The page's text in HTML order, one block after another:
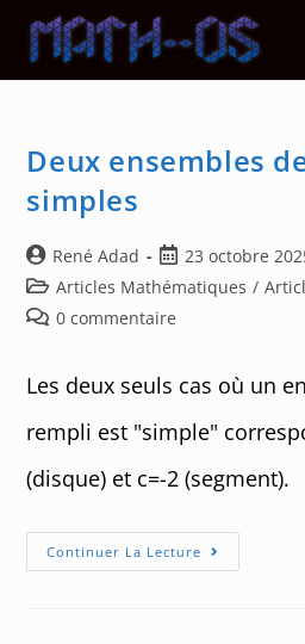
content
Deux ensembles
simples
Auteur/autrice
de
la
publication :
René Adad
Post
published:
23 octobre
Post
category:
Articles Mathématiques /
Post0 commentaire
Les deux seuls cas où un
rempli est "simple"
(disque) et c=-2 (segment).
Continuer La Lecture Deux
Ensembles